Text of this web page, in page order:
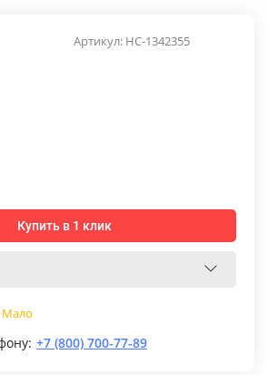
Артикул: НС-1342355
Купить в 1 клик
Мало
+7 (800) 700-77-89